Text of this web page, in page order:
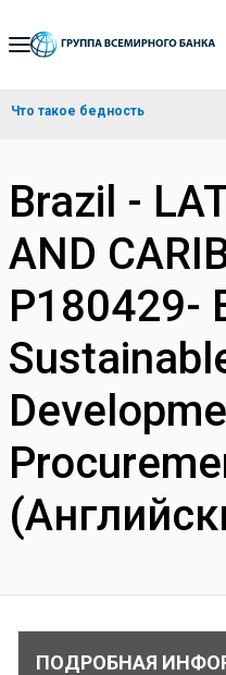
Skip
Navigation
Что такое бедность
Brazil -
AND
P180429-
ПОДРОБНАЯ